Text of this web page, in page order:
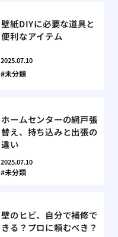
壁紙DIYに必要な道具と
便利なアイテム
2025.07.10
未分類
ホームセンターの網戸張
替え、持ち込みと出張の
違い
2025.07.10
未分類
壁のヒビ、自分で補修で
きる？プロに頼むべき？